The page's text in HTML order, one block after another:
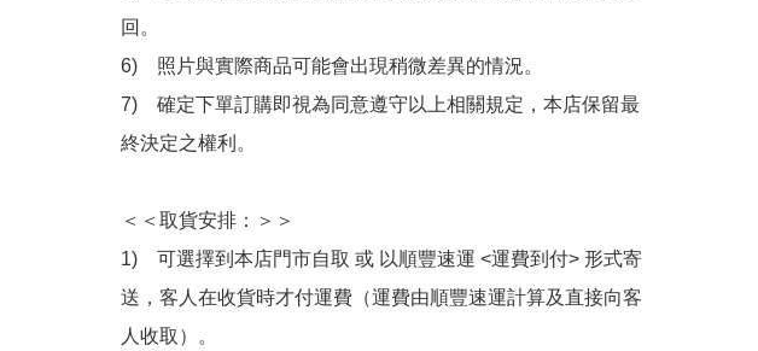
回。
6)　照片與實際商品可能會出現稍微差異的情況。
7)　確定下單訂購即視為同意遵守以上相關規定，本店保留最
終決定之權利。
＜＜取貨安排：＞＞
1)　可選擇到本店門市自取 或 以順豐速運 <運費到付> 形式寄
送，客人在收貨時才付運費（運費由順豐速運計算及直接向客
人收取）。